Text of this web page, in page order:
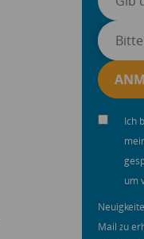
Ich
um
Mail zu